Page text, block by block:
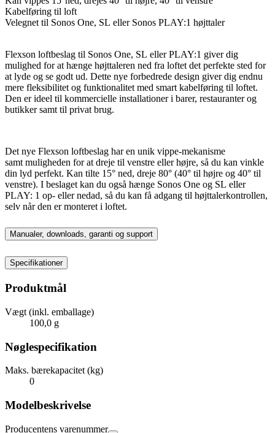
Kabelføring til loft
Velegnet til Sonos One, SL eller Sonos PLAY:1 højttaler
Flexson loftbeslag til Sonos One, SL eller PLAY:1 giver dig
mulighed for at hænge højttaleren ned fra loftet det perfekte sted for
at lyde og se godt ud. Dette nye forbedrede design giver dig endnu
mere fleksibilitet og funktionalitet med smart kabelføring til loftet.
Den er ideel til kommercielle installationer i barer, restauranter og
butikker samt til privat brug.
Det nye Flexson loftbeslag har en unik vippe-mekanisme
samt muligheden for at dreje til venstre eller højre, så du kan vinkle
din lyd perfekt. Kan tilte 15° ned, dreje 80° (40° til højre og 40° til
venstre). I beslaget kan du også hænge Sonos One og SL eller
PLAY: 1 op- eller nedad, så du kan få adgang til højttalerkontrollen,
selv når den er monteret i loftet.
Manualer, downloads, garanti og support
Specifikationer
Produktmål
Vægt (inkl. emballage)
100,0 g
Nøglespecifikation
Maks. bærekapacitet (kg)
0
Modelbeskrivelse
Producentens varenummer